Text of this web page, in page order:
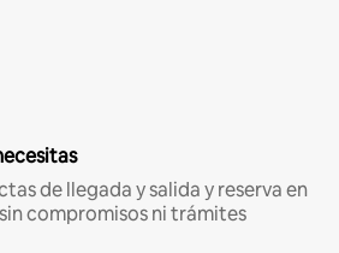
de llegada y salida y reserva en
compromisos ni trámites